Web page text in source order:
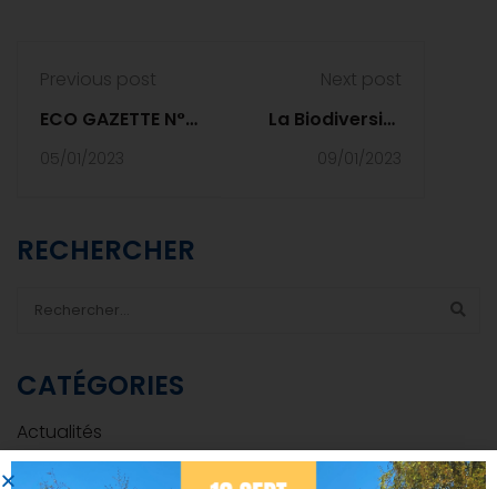
Previous post
ECO GAZETTE N°5
- Déc. 2022
05/01/2023
Next post
La Biodiversité
en mer !
09/01/2023
RECHERCHER
CATÉGORIES
Actualités
Calendrier de l'avent 2022